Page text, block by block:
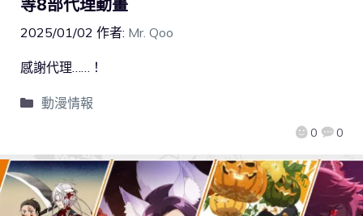
等8部代理動畫
2025/01/02 作者: Mr. Qoo
0 0
感謝代理……！
動漫情報